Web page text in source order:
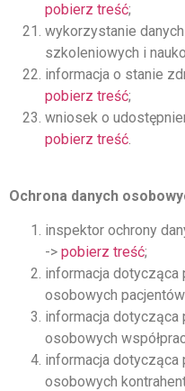
pobierz treść;
wykorzystanie
szkoleniowych i
informacja o stanie
pobierz treść;
wniosek o
pobierz treść.
Ochrona danych
inspektor ochrony
-> pobierz treść;
informacja dotycząca
osobowych
informacja dotycząca
osobowych
informacja dotycząca
osobowych